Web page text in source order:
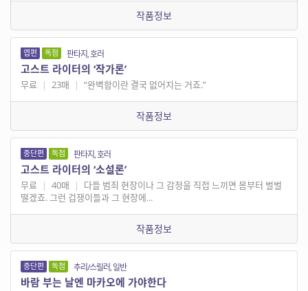
작품정보
엽편 독점 판타지, 호러
고스트 라이터의 ‘작가론’
무료 | 23매 | “완벽함이란 결국 없어지는 거죠.”
작품정보
중단편 독점 판타지, 호러
고스트 라이터의 ‘소설론’
무료 | 40매 |
다들 범죄 현장이나 그 감정을 직접 느끼면 몸부터 벌벌
떨겠죠. 그런 겁쟁이들과 그 현장에...
작품정보
중단편 독점 추리/스릴러, 일반
바람 부는 날엔 마카오에 가야한다